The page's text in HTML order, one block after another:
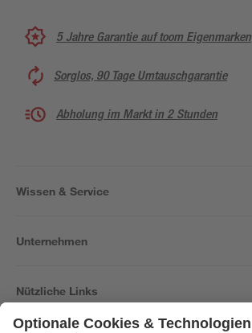
5 Jahre Garantie auf toom Eigenmarken
Sorglos, 90 Tage Umtauschgarantie
Abholung im Markt in 2 Stunden
Wissen & Service
Unternehmen
Nützliche Links